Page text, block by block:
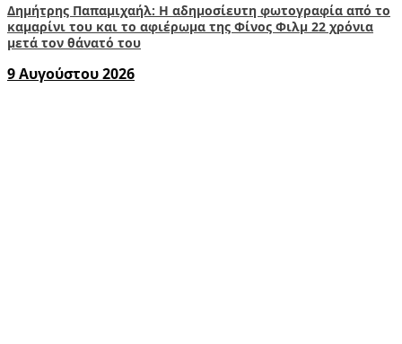
Δημήτρης Παπαμιχαήλ: Η αδημοσίευτη φωτογραφία από το
καμαρίνι του και το αφιέρωμα της Φίνος Φιλμ 22 χρόνια
μετά τον θάνατό του
9 Αυγούστου 2026